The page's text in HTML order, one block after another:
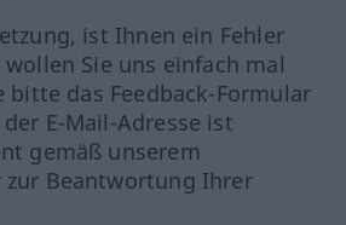
ist Ihnen ein Fehler
Sie uns einfach mal
bitte das Feedback-Formular
E-Mail-Adresse ist
gemäß unserem
zur Beantwortung Ihrer